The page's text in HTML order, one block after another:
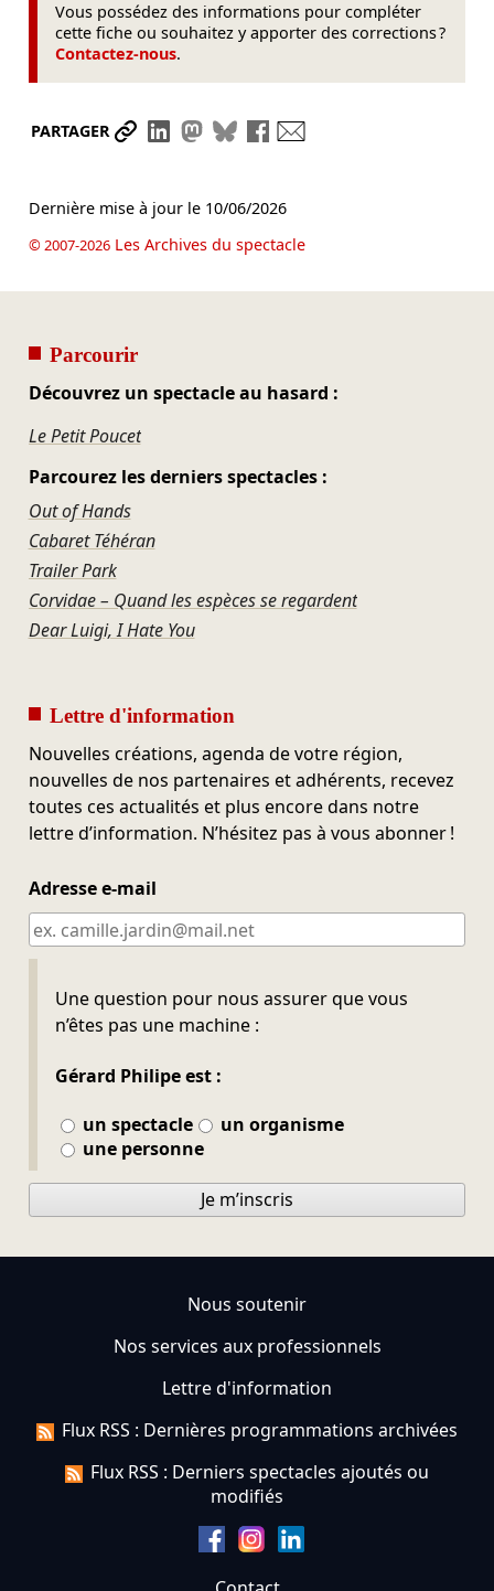
Vous possédez des informations pour compléter
cette fiche ou souhaitez y apporter des corrections ?
Contactez-nous.
PARTAGER Partager le lien
Partager sur LinkedIn
Partager sur Mastodon
Partager sur Bluesky
Partager sur Facebook
Dernière mise à jour le 10/06/2026
© 2007-2026Les Archives du spectacle
Parcourir
Découvrez un spectacle au hasard :
Le Petit Poucet
Parcourez les derniers spectacles :
Out of Hands
Cabaret Téhéran
Trailer Park
Corvidae – Quand les espèces se regardent
Dear Luigi, I Hate You
Lettre d'information
Nouvelles créations, agenda de votre région,
nouvelles de nos partenaires et adhérents, recevez
toutes ces actualités et plus encore dans notre
lettre d’information. N’hésitez pas à vous abonner !
Adresse e-mail
Une question pour nous assurer que vous
n’êtes pas une machine :
Gérard Philipe est :
un spectacle
un organisme
une personne
Ne pas remplir
Je m’inscris
Nous soutenir
Nos services aux professionnels
Lettre d'information
Flux RSS : Dernières programmations archivées
Flux RSS : Derniers spectacles ajoutés ou
modifiés